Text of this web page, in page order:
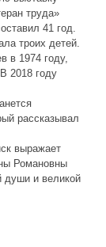
труда»
41 год.
троих детей.
в 1974 году,
2018 году
рассказывал
выражает
Романовны
души и великой